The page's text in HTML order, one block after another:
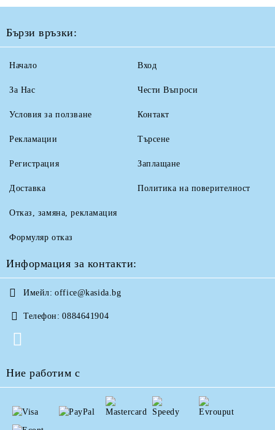
Бързи връзки:
Начало
За Нас
Условия за ползване
Рекламации
Вход
Чести Въпроси
Контакт
Търсене
Регистрация
Доставка
Отказ, замяна, рекламация
Формуляр отказ
Заплащане
Политика на поверителност
Информация за контакти:
Имейл: office@kasida.bg
Телефон: 0884641904
Ние работим с